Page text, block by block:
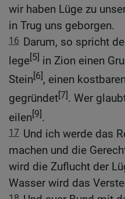
wir haben Lüge zu
in Trug uns geborgen.
16 Darum, so spricht
lege[5] in Zion einen
Stein[6], einen
gegründet[7]. Wer
eilen[9].
17 Und ich werde das
machen und die
wird die Zuflucht der
Wasser wird das